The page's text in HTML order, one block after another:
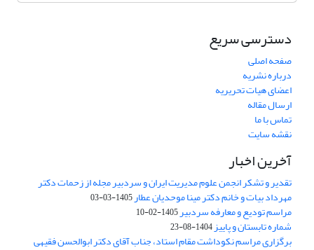
دسترسی سریع
صفحه اصلی
درباره نشریه
اعضای هیات تحریریه
ارسال مقاله
تماس با ما
نقشه سایت
آخرین اخبار
تقدیر و تشکر انجمن علوم مدیریت ایران و سردبیر مجله از زحمات دکتر
مهرداد بیات و خانم دکتر مینا موحدیان عطار1405-03-03
مراسم تودیع و معارفه سردبیر1405-02-10
شماره تابستان و پاییز1404-08-23
برگزاری مراسم نکوداشت مقام استاد، جناب آقای دکتر ابوالحسن فقیهی